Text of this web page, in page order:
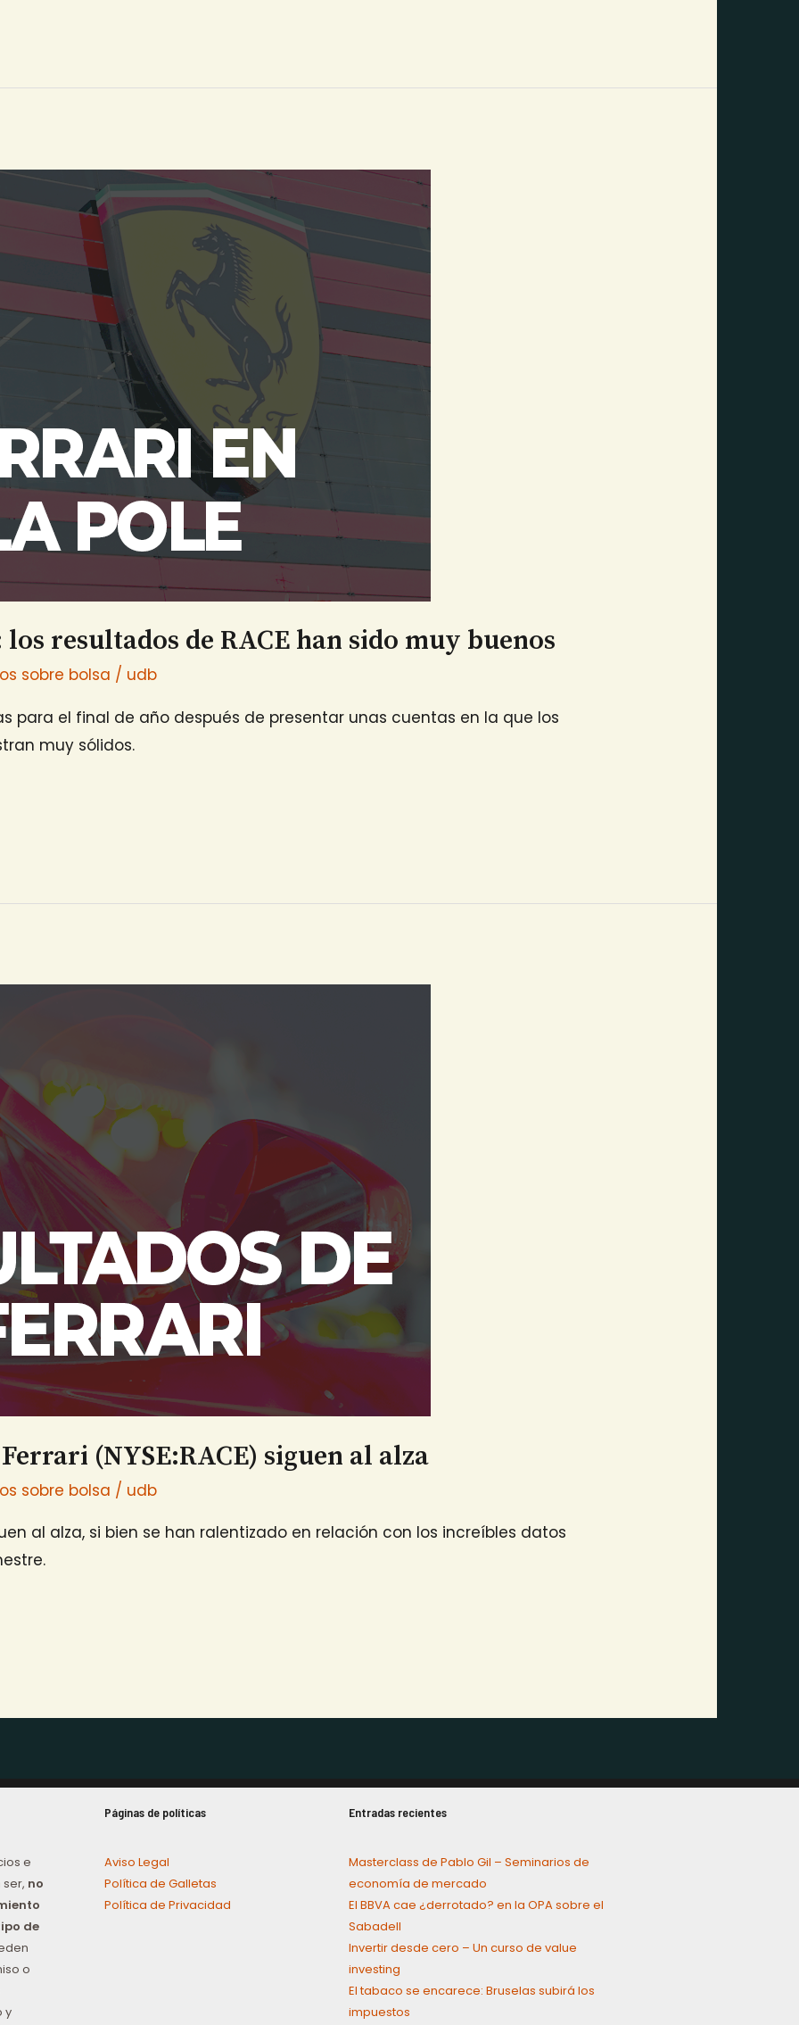
resultados de RACE han sido muy buenos
sobre bolsa / udb
para el final de año después de presentar unas cuentas en la que los
muy sólidos.
(NYSE:RACE) siguen al alza
sobre bolsa / udb
al alza, si bien se han ralentizado en relación con los increíbles datos
e
no
de
o
y
Páginas de políticas
Aviso Legal
Política de Galletas
Política de Privacidad
Entradas recientes
Masterclass de Pablo Gil – Seminarios de
economía de mercado
El BBVA cae ¿derrotado? en la OPA sobre el
Sabadell
Invertir desde cero – Un curso de value
investing
El tabaco se encarece: Bruselas subirá los
impuestos